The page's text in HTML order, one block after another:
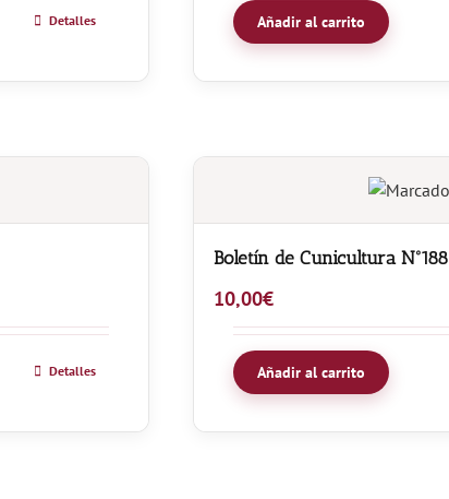
Detalles Añadir al carrito
Detalles
Boletín de Cunicultura Nº188
10,00€
Añadir al carrito